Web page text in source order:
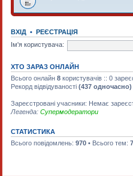
ВХІД • РЕЄСТРАЦІЯ
Ім'я користувача:
ХТО ЗАРАЗ ОНЛАЙН
Всього онлайн 8 користувачів :: 0
Рекорд відвідуваності (437 одночасно)
Зареєстровані учасники: Немає
Легенда: Супермодератори
СТАТИСТИКА
Всього повідомлень: 970 • Всього тем: